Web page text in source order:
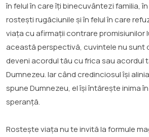
în felul în care îți binecuvântezi familia,
rostești rugăciunile și în felul în care
viața cu afirmații contrare promisiunilor
această perspectivă, cuvintele nu sunt
deveni acordul tău cu frica sau acordul
Dumnezeu. Iar când credinciosul își
spune Dumnezeu, el își întărește inima
speranță.
Rostește viața nu te invită la formule